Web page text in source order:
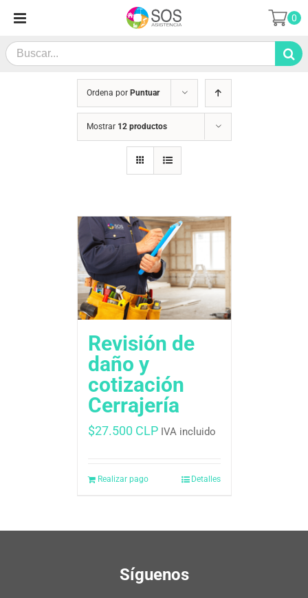
contenido
Search
for:
0
Ordena por Puntuar
Mostrar 12 productos
Revisión de
daño y
cotización
Cerrajería
$27.500 CLP IVA incluido
Realizar pago Detalles
Síguenos